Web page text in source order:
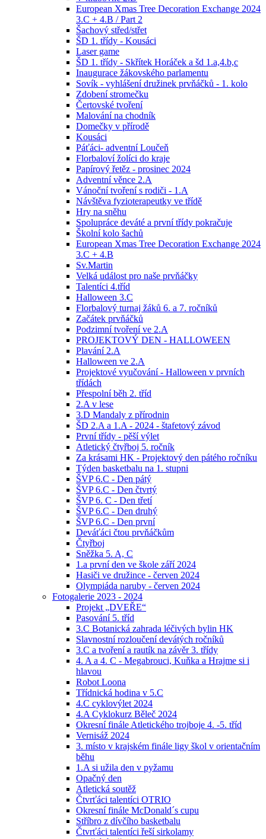
European Xmas Tree Decoration Exchange 2024
3.C + 4.B / Part 2
Šachový střed/střet
ŠD 1. třídy - Kousáci
Laser game
ŠD 1. třídy - Skřítek Horáček a šd 1.a,4.b,c
Inaugurace žákovského parlamentu
Sovík - vyhlášení družinek prvňáčků - 1. kolo
Zdobení stromečku
Čertovské tvoření
Malování na chodník
Domečky v přírodě
Kousáci
Páťáci- adventní Loučeň
Florbaloví žolíci do kraje
Papírový řetěz - prosinec 2024
Adventní věnce 2.A
Vánoční tvoření s rodiči - 1.A
Návštěva fyzioterapeutky ve třídě
Hry na sněhu
Spolupráce deváté a první třídy pokračuje
Školní kolo šachů
European Xmas Tree Decoration Exchange 2024
3.C + 4.B
Sv.Martin
Velká událost pro naše prvňáčky
Talentíci 4.tříd
Halloween 3.C
Florbalový turnaj žáků 6. a 7. ročníků
Začátek prvňáčků
Podzimní tvoření ve 2.A
PROJEKTOVÝ DEN - HALLOWEEN
Plavání 2.A
Halloween ve 2.A
Projektové vyučování - Halloween v prvních
třídách
Přespolní běh 2. tříd
2.A v lese
3.D Mandaly z přírodnin
ŠD 2.A a 1.A - 2024 - štafetový závod
První třídy - pěší výlet
Atletický čtyřboj 5. ročník
Za krásami HK - Projektový den pátého ročníku
Týden basketbalu na 1. stupni
ŠVP 6.C - Den pátý
ŠVP 6.C - Den čtvrtý
ŠVP 6. C - Den třetí
ŠVP 6.C - Den druhý
ŠVP 6.C - Den první
Deváťáci čtou prvňáčkům
Čtyřboj
Sněžka 5. A, C
1.a první den ve škole září 2024
Hasiči ve družince - červen 2024
Olympiáda naruby - červen 2024
Fotogalerie 2023 - 2024
Projekt „DVEŘE“
Pasování 5. tříd
3.C Botanická zahrada léčivých bylin HK
Slavnostní rozloučení devátých ročníků
3.C a tvoření a rautík na závěr 3. třídy
4. A a 4. C - Megabrouci, Kuňka a Hrajme si i
hlavou
Robot Loona
Třídnická hodina v 5.C
4.C cyklovýlet 2024
4.A Cyklokurz Běleč 2024
Okresní finále Atletického trojboje 4. -5. tříd
Vernisáž 2024
3. místo v krajském finále ligy škol v orientačním
běhu
1.A si užila den v pyžamu
Opačný den
Atletická soutěž
Čtvrťáci talentíci OTRIO
Okresní finále McDonald´s cupu
Stříbro z dívčího basketbalu
Čtvrťáci talentíci řeší sirkolamy